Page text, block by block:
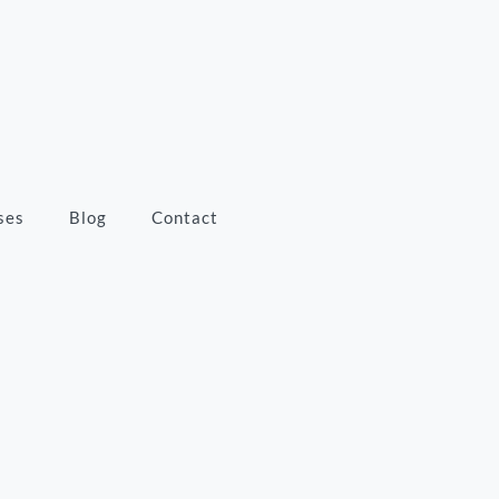
Blog Contact